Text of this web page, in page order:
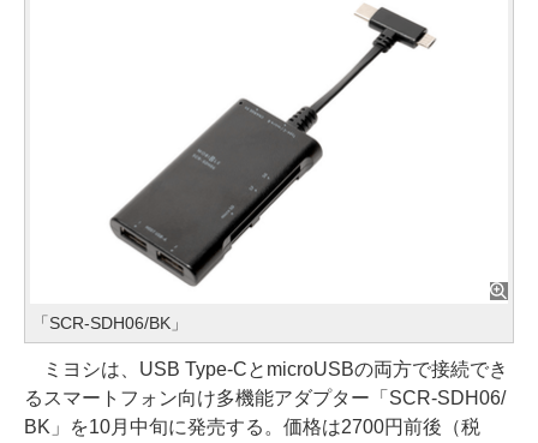
「SCR-SDH06/BK」
ミヨシは、USB Type-CとmicroUSBの両方で接続でき
るスマートフォン向け多機能アダプター「SCR-SDH06/
BK」を10月中旬に発売する。価格は2700円前後（税